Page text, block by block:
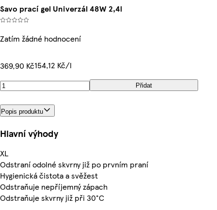
Savo prací gel Univerzál 48W 2,4l
Zatím žádné hodnocení
369,90 Kč154,12 Kč/l
Přidat
Popis produktu
Hlavní výhody
XL
Odstraní odolné skvrny již po prvním praní
Hygienická čistota a svěžest
Odstraňuje nepříjemný zápach
Odstraňuje skvrny již při 30°C